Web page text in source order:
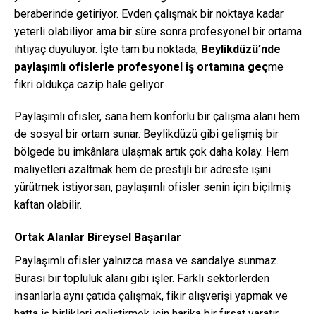
beraberinde getiriyor. Evden çalışmak bir noktaya kadar
yeterli olabiliyor ama bir süre sonra profesyonel bir ortama
ihtiyaç duyuluyor. İşte tam bu noktada, Beylikdüzü’nde
paylaşımlı ofislerle profesyonel iş ortamına geçme
fikri oldukça cazip hale geliyor.
Paylaşımlı ofisler, sana hem konforlu bir çalışma alanı hem
de sosyal bir ortam sunar. Beylikdüzü gibi gelişmiş bir
bölgede bu imkânlara ulaşmak artık çok daha kolay. Hem
maliyetleri azaltmak hem de prestijli bir adreste işini
yürütmek istiyorsan, paylaşımlı ofisler senin için biçilmiş
kaftan olabilir.
Ortak Alanlar Bireysel Başarılar
Paylaşımlı ofisler yalnızca masa ve sandalye sunmaz.
Burası bir topluluk alanı gibi işler. Farklı sektörlerden
insanlarla aynı çatıda çalışmak, fikir alışverişi yapmak ve